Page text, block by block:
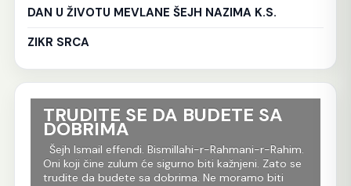
DAN U ŽIVOTU MEVLANE ŠEJH NAZIMA K.S.
ZIKR SRCA
TRUDITE SE DA BUDETE SA
DOBRIMA
Šejh Ismail effendi. Bismillahi-r-Rahmani-r-Rahim.
Oni koji čine zulum će sigurno biti kažnjeni. Zato se
trudite da budete sa dobrima. Ne moramo biti